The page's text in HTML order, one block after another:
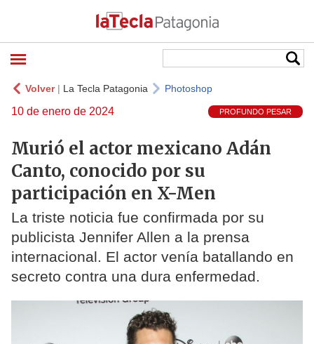
Volver| La Tecla Patagonia Photoshop
10 de enero de 2024 PROFUNDO PESAR
Murió el actor mexicano Adán
Canto, conocido por su
participación en X-Men
La triste noticia fue confirmada por su
publicista Jennifer Allen a la prensa
internacional. El actor venía batallando en
secreto contra una dura enfermedad.